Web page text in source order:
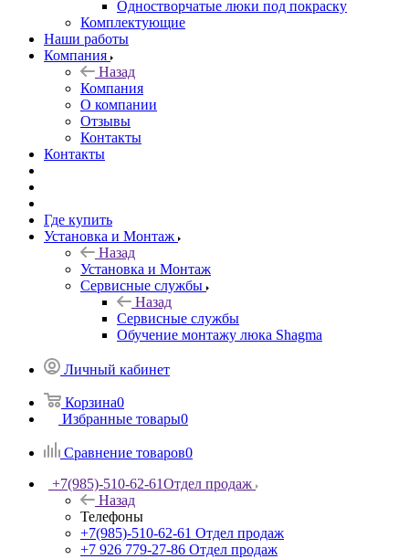
Одностворчатые люки под покраску
Комплектующие
Наши работы
Компания
Назад
Компания
О компании
Отзывы
Контакты
Контакты
Где купить
Установка и Монтаж
Назад
Установка и Монтаж
Сервисные службы
Назад
Сервисные службы
Обучение монтажу люка Shagma
Личный кабинет
Корзина0
Избранные товары0
Сравнение товаров0
+7(985)-510-62-61Отдел продаж
Назад
Телефоны
+7(985)-510-62-61 Отдел продаж
‪+7 926 779-27-86‬ Отдел продаж